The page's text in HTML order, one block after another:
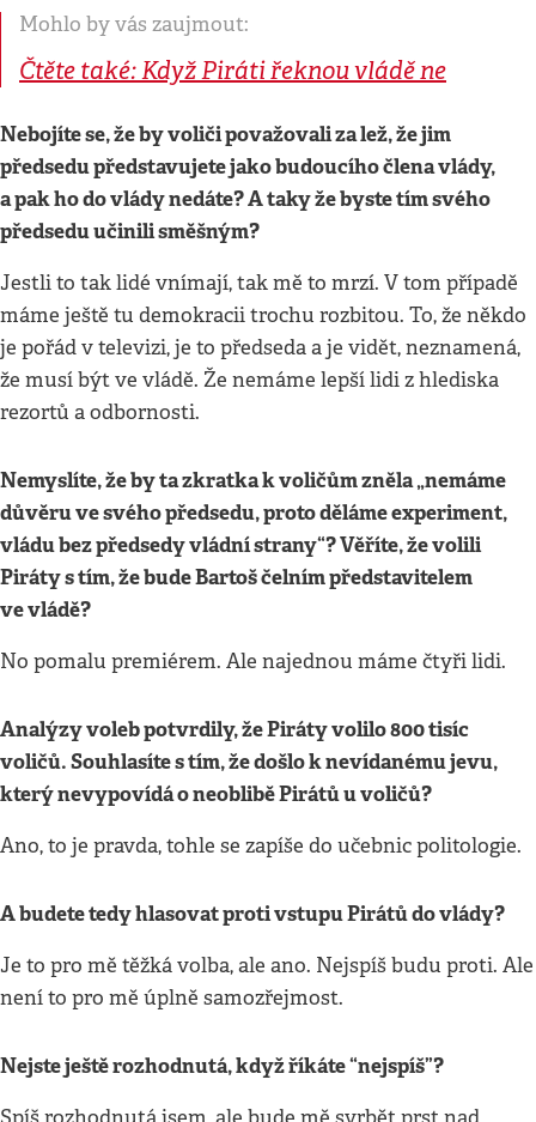
Mohlo by vás zaujmout:
Čtěte také: Když Piráti řeknou vládě ne
Nebojíte se, že by voliči považovali za lež, že jim
předsedu představujete jako budoucího člena vlády,
a pak ho do vlády nedáte? A taky že byste tím svého
předsedu učinili směšným?
Jestli to tak lidé vnímají, tak mě to mrzí. V tom případě
máme ještě tu demokracii trochu rozbitou. To, že někdo
je pořád v televizi, je to předseda a je vidět, neznamená,
že musí být ve vládě. Že nemáme lepší lidi z hlediska
rezortů a odbornosti.
Nemyslíte, že by ta zkratka k voličům zněla „nemáme
důvěru ve svého předsedu, proto děláme experiment,
vládu bez předsedy vládní strany“? Věříte, že volili
Piráty s tím, že bude Bartoš čelním představitelem
ve vládě?
No pomalu premiérem. Ale najednou máme čtyři lidi.
Analýzy voleb potvrdily, že Piráty volilo 800 tisíc
voličů. Souhlasíte s tím, že došlo k nevídanému jevu,
který nevypovídá o neoblibě Pirátů u voličů?
Ano, to je pravda, tohle se zapíše do učebnic politologie.
A budete tedy hlasovat proti vstupu Pirátů do vlády?
Je to pro mě těžká volba, ale ano. Nejspíš budu proti. Ale
není to pro mě úplně samozřejmost.
Nejste ještě rozhodnutá, když říkáte “nejspíš”?